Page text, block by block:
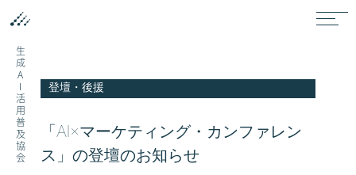
生成AI活用普及協会 登壇・後援
「AI×マーケティング・カンファレン
ス」の登壇のお知らせ